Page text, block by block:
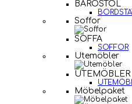
BAROSTOL
Soffor
SOFFA
SOFFOR
Utemöbler
UTEMÖBLER
Möbelpaket